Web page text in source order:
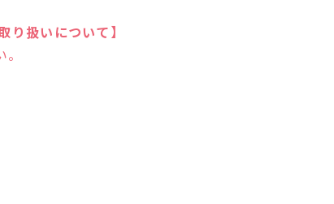
り扱いについて】